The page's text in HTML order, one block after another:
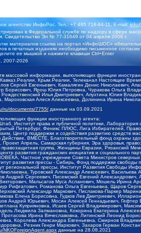
агентство ИнфоРос. Тел.: +7 495 718-84-11, E-mail:
в Федеральной службе по надзору в сфере
Свидетельство Эл № 77-31649 от 04 апреля 2008 г.
материалов ссылка на портал «ИнфоШОС»
в печатных изданиях необходимо письменное
ее мышкой и нажмите клавиши Ctrl+Enter
2007-2026
массовой информации, выполняющих функции
Крым.Реалии, Телеканал Настоящее
Сергей Евгеньевич, Камалягин Денис Николаевич,
Борисович, Ярош Юлия Петровна, Чуракова Ольга
Илья Дмитриевич, Апухтина Юлия
Мароховская Алеся Алексеевна, Долинина Ирина
ru/documents/7755/ данные на 03.09.2021
функции иностранного агента:
Институт права и публичной политики,
Петербург, Феникс ПЛЮС, Лига Избирателей,
Центр поддержки и содействия развитию средств
ВМЕСТЕ, Благотворительный фонд охраны
Проект Апрель, Самарская губерния, Эра здоровья,
группа, Женщины Евразии, Рязанский
развития гражданских инициатив и социального
Частное учреждение Совета Министров северных
развития прессы - Сибирь, Фонд поддержки
региональной прессы, Институт Развития Свободы
Туровский Александр Алексеевич,
Андрей Сергеевич, Писемский Евгений
Мальсагов Муса Асланович, Мошель Ирина
Рифгатович, Романова Ольга Евгеньевна, Щаров
Александр Маркович, Пислакова-Паркер
Елена Борисовна, Гудков Лев Дмитриевич,
Андрей Юрьевич, Мосин Алексей Геннадьевич,
Куприяновна, Исаев Сергей Владимирович,
Людмила Залмановна, Кокорина Екатерина
Протасова Ирина Вячеславовна, Литинский Леонид
Королева Александра Евгеньевна, Смирнов
Резник Генри Маркович, Захаров Герман
NKOForeignAgent.aspx данные на 28.08.2021